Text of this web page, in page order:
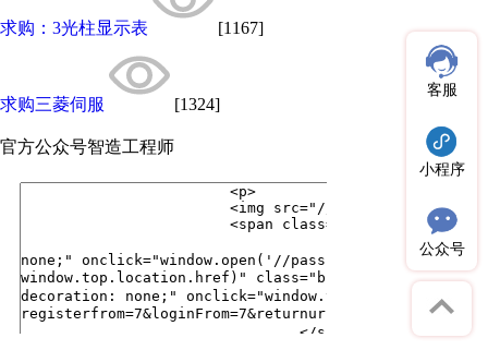
求购：3光柱显示表 [1167]
求购三菱伺服 [1324]
官方公众号智造工程师
客服
小程序
公众号